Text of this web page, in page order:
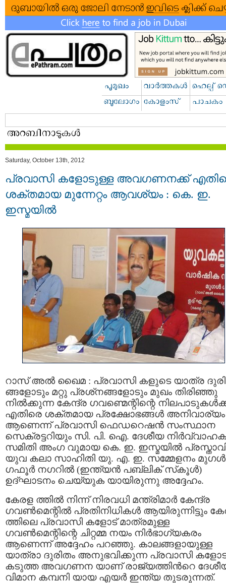
Saturday, October 13th, 2012
പ്രവാസി കളോടുള്ള അവഗണനക്ക്
ശക്തമായ മുന്നേറ്റം ആവശ്യം : കെ. ഇ.
ഇസ്മയില്‍
റാസ് അല്‍ ഖൈമ : പ്രവാസി കളുടെ യാത്ര
ങ്ങളോടും മറ്റു പ്രശ്‌നങ്ങളോടും മുഖം തിരിഞ്ഞു
നില്‍ക്കുന്ന കേന്ദ്ര ഗവണ്മെന്റിന്റെ
എതിരെ ശക്തമായ പ്രക്ഷോഭങ്ങള്‍ അനിവാര്യം
ആണെന്ന് പ്രവാസി ഫെഡറെഷന്‍ സംസ്ഥാന
സെക്രട്ടറിയും സി. പി. ഐ. ദേശീയ നിര്‍വ്വാഹക
സമിതി അംഗ വുമായ കെ. ഇ. ഇസ്മയില്‍
യുവ കലാ സാഹിതി യു. എ. ഇ. സമ്മേളനം മുഗള്‍
ഗഫൂര്‍ നഗറില്‍ (ഇന്ത്യന്‍ പബ്ലിക് സ്‌കൂള്‍)
ഉദ്ഘാടനം ചെയ്യുക യായിരുന്നു അദ്ദേഹം.
കേരള ത്തില്‍ നിന്ന് നിരവധി മന്ത്രിമാര്‍ കേന്ദ്ര
ഗവണ്‍മെന്റില്‍ പ്രതിനിധികള്‍ ആയിരുന്നിട്ടും
ത്തിലെ പ്രവാസി കളോട് മാത്രമുള്ള
ഗവണ്‍മെന്റിന്റെ ചിറ്റമ്മ നയം നിര്‍ഭാഗ്യകരം
ആണെന്ന് അദ്ദേഹം പറഞ്ഞു. കാലങ്ങളായുള്ള
യാത്രാ ദുരിതം അനുഭവിക്കുന്ന പ്രവാസി
കടുത്ത അവഗണന യാണ് രാജ്യത്തിന്‍റെ
വിമാന കമ്പനി യായ എയര്‍ ഇന്ത്യ തുടരുന്നത്.